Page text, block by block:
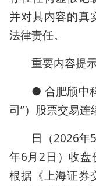
并对其内容的真
法律责任。
重要内容提
● 合肥颀中
司”）股票交易连
日（2026年
年6月2日）收盘
根据《上海证券